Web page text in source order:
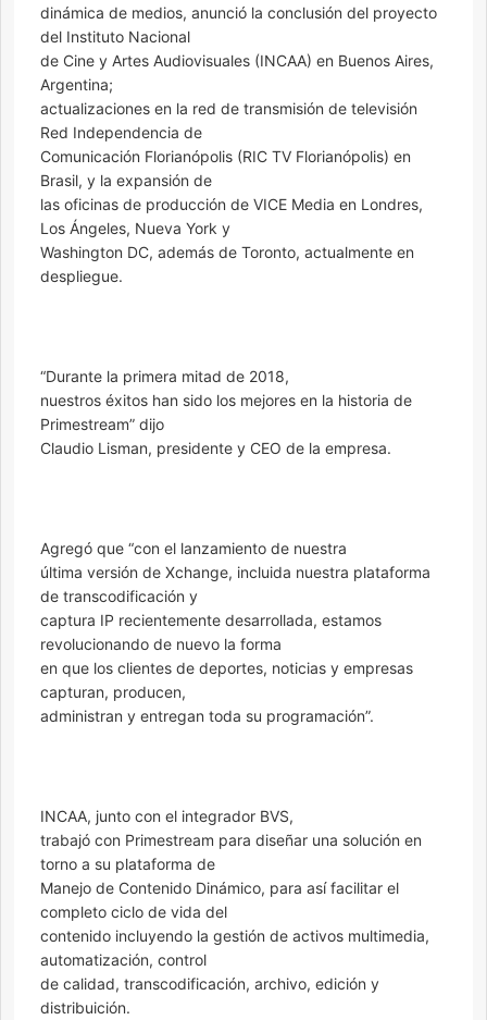
dinámica de medios, anunció la conclusión del proyecto
del Instituto Nacional
de Cine y Artes Audiovisuales (INCAA) en Buenos Aires,
Argentina;
actualizaciones en la red de transmisión de televisión
Red Independencia de
Comunicación Florianópolis (RIC TV Florianópolis) en
Brasil, y la expansión de
las oficinas de producción de VICE Media en Londres,
Los Ángeles, Nueva York y
Washington DC, además de Toronto, actualmente en
despliegue.
“Durante la primera mitad de 2018,
nuestros éxitos han sido los mejores en la historia de
Primestream” dijo
Claudio Lisman, presidente y CEO de la empresa.
Agregó que “con el lanzamiento de nuestra
última versión de Xchange, incluida nuestra plataforma
de transcodificación y
captura IP recientemente desarrollada, estamos
revolucionando de nuevo la forma
en que los clientes de deportes, noticias y empresas
capturan, producen,
administran y entregan toda su programación”.
INCAA, junto con el integrador BVS,
trabajó con Primestream para diseñar una solución en
torno a su plataforma de
Manejo de Contenido Dinámico, para así facilitar el
completo ciclo de vida del
contenido incluyendo la gestión de activos multimedia,
automatización, control
de calidad, transcodificación, archivo, edición y
distribuición.